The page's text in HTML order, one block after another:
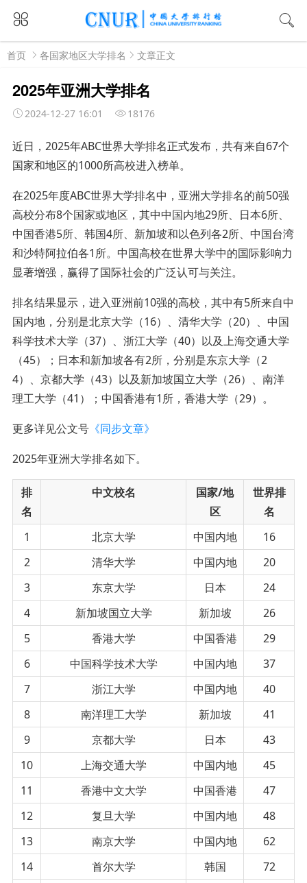
首页 各国家地区大学排名 文章正文
2025年亚洲大学排名
2024-12-27 16:01 18176
近日，2025年ABC世界大学排名正式发布，共有来自67个
国家和地区的1000所高校进入榜单。
在2025年度ABC世界大学排名中，亚洲大学排名的前50强
高校分布8个国家或地区，其中中国内地29所、日本6所、
中国香港5所、韩国4所、新加坡和以色列各2所、中国台湾
和沙特阿拉伯各1所。中国高校在世界大学中的国际影响力
显著增强，赢得了国际社会的广泛认可与关注。
排名结果显示，进入亚洲前10强的高校，其中有5所来自中
国内地，分别是北京大学（16）、清华大学（20）、中国
科学技术大学（37）、浙江大学（40）以及上海交通大学
（45）；日本和新加坡各有2所，分别是东京大学（2
4）、京都大学（43）以及新加坡国立大学（26）、南洋
理工大学（41）；中国香港有1所，香港大学（29）。
更多详见公文号《同步文章》
2025年亚洲大学排名如下。
排
名
中文校名
国家/地
区
世界排
名
1
北京大学 中国内地
16
2
清华大学 中国内地
20
3
东京大学 日本
24
4
新加坡国立大学 新加坡
26
5
香港大学 中国香港
29
6
中国科学技术大学 中国内地
37
7
浙江大学 中国内地
40
8
南洋理工大学 新加坡
41
9
京都大学 日本
43
10
上海交通大学 中国内地
45
11
香港中文大学 中国香港
47
12
复旦大学 中国内地
48
13
南京大学 中国内地
62
14
首尔大学 韩国
72